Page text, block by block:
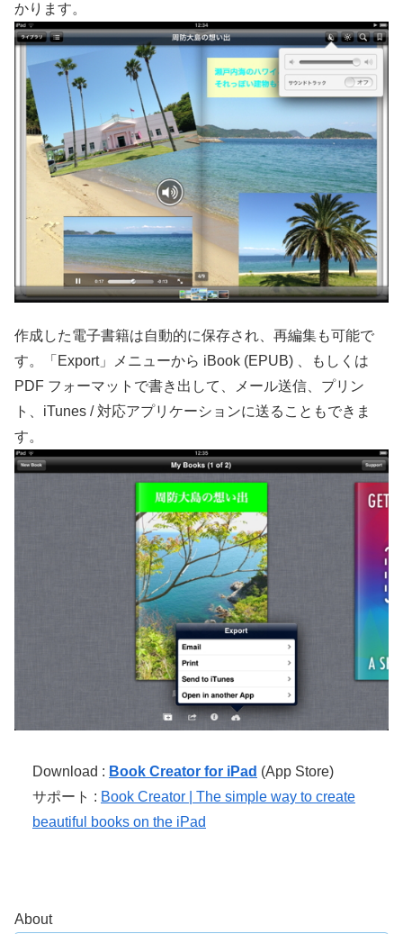
かります。
作成した電子書籍は自動的に保存され、再編集も可能で
す。「Export」メニューから iBook (EPUB) 、もしくは
PDF フォーマットで書き出して、メール送信、プリン
ト、iTunes / 対応アプリケーションに送ることもできま
す。
Download : Book Creator for iPad (App Store)
サポート : Book Creator | The simple way to create
beautiful books on the iPad
About